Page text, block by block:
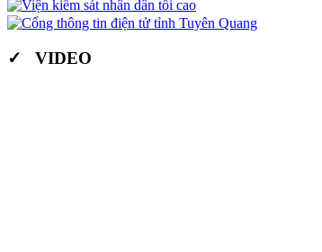
✓ VIDEO